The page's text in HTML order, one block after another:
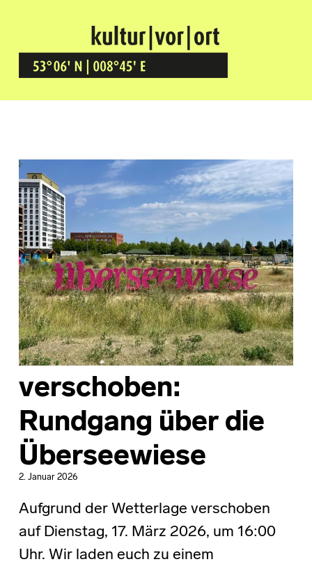
Kultur Vor Ort
BREMEN GRÖPELINGEN
verschoben:
Rundgang über die
Überseewiese
2. Januar 2026
Aufgrund der Wetterlage verschoben
auf Dienstag, 17. März 2026, um 16:00
Uhr. Wir laden euch zu einem